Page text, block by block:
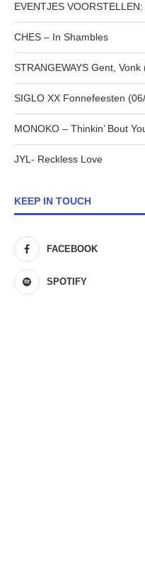
EVENTJES
CHES – In Shambles
STRANGEWAYS Gent,
SIGLO XX Fonnefeesten
MONOKO – Thinkin’ Bout
JYL- Reckless Love
KEEP IN TOUCH
FACEBOOK
SPOTIFY